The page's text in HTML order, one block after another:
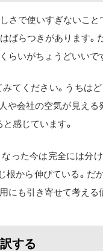
さで使いすぎないこと
ばらつきがあります。
らいがちょうどいいで
てください。うちは
や会社の空気が見える
感じています。
った今は完全には分
根から伸びている。だ
にも引き寄せて考える
する